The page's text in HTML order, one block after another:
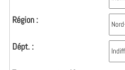
Région :
Dépt. :